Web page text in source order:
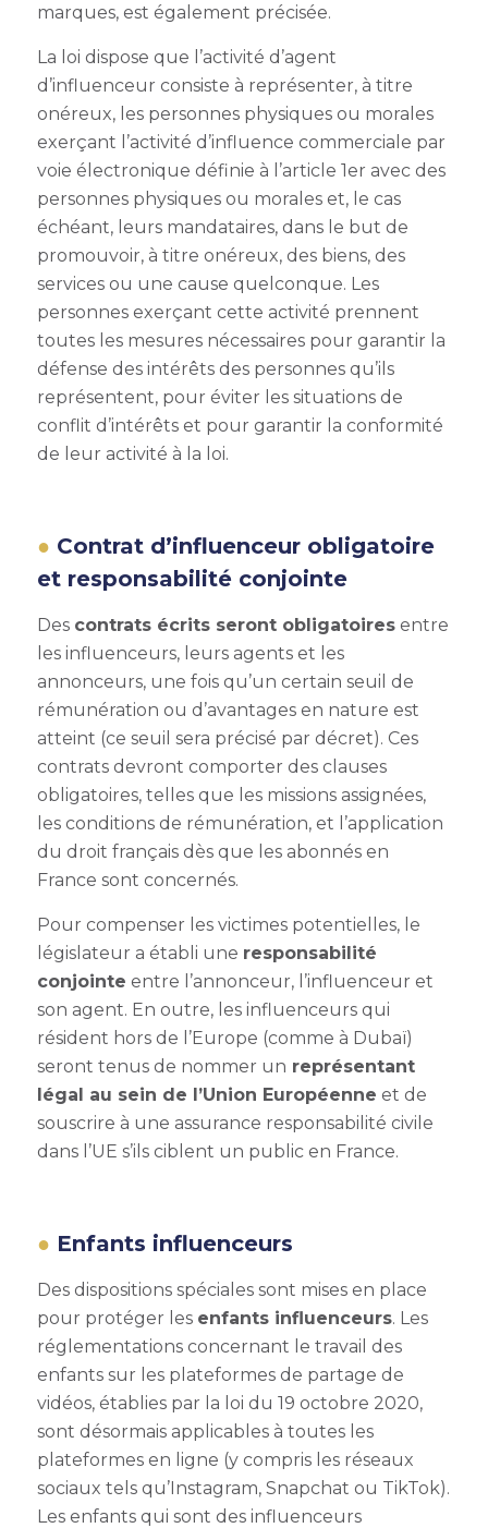
marques, est également précisée.
La loi dispose que l’activité d’agent
d’influenceur consiste à représenter, à titre
onéreux, les personnes physiques ou morales
exerçant l’activité d’influence commerciale par
voie électronique définie à l’article 1er avec des
personnes physiques ou morales et, le cas
échéant, leurs mandataires, dans le but de
promouvoir, à titre onéreux, des biens, des
services ou une cause quelconque. Les
personnes exerçant cette activité prennent
toutes les mesures nécessaires pour garantir la
défense des intérêts des personnes qu’ils
représentent, pour éviter les situations de
conflit d’intérêts et pour garantir la conformité
de leur activité à la loi.
Contrat d’influenceur obligatoire
et responsabilité conjointe
Des contrats écrits seront obligatoiresentre
les influenceurs, leurs agents et les
annonceurs, une fois qu’un certain seuil de
rémunération ou d’avantages en nature est
atteint (ce seuil sera précisé par décret). Ces
contrats devront comporter des clauses
obligatoires, telles que les missions assignées,
les conditions de rémunération, et l’application
du droit français dès que les abonnés en
France sont concernés.
Pour compenser les victimes potentielles, le
législateur a établi une responsabilité
conjointe entre l’annonceur, l’influenceur et
son agent. En outre, les influenceurs qui
résident hors de l’Europe (comme à Dubaï)
seront tenus de nommer un représentant
légal au sein de l’Union Européenne et de
souscrire à une assurance responsabilité civile
dans l’UE s’ils ciblent un public en France.
Enfants influenceurs
Des dispositions spéciales sont mises en place
pour protéger les enfants influenceurs. Les
réglementations concernant le travail des
enfants sur les plateformes de partage de
vidéos, établies par la loi du 19 octobre 2020,
sont désormais applicables à toutes les
plateformes en ligne (y compris les réseaux
sociaux tels qu’Instagram, Snapchat ou TikTok).
Les enfants qui sont des influenceurs